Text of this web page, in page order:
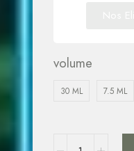
volume
30 ML 7.5 ML